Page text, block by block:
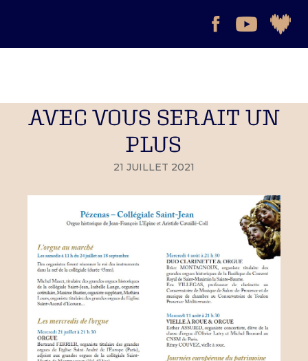
AVEC VOUS SERAIT UN
PLUS
21 JUILLET 2021